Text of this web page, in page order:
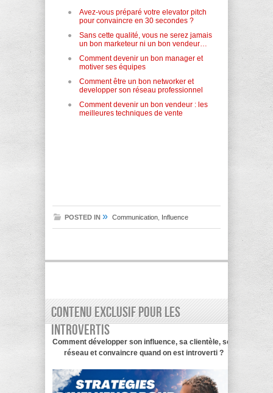
Avez-vous préparé votre elevator pitch
pour convaincre en 30 secondes ?
Sans cette qualité, vous ne serez jamais
un bon marketeur ni un bon vendeur…
Comment devenir un bon manager et
motiver ses équipes
Comment être un bon networker et
developper son réseau professionnel
Comment devenir un bon vendeur : les
meilleures techniques de vente
POSTED IN » Communication Influence
Contenu exclusif pour les
introvertis
Comment développer son influence, sa clientèle, son
réseau et convaincre quand on est introverti ?